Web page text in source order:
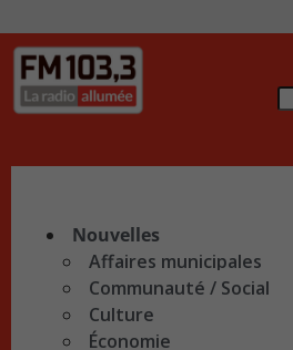
Nouvelles
Affaires municipales
Communauté / Social
Culture
Économie